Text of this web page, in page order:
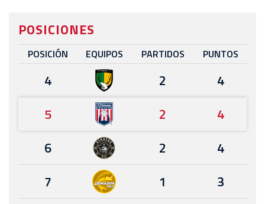
POSICIONES
POSICIÓN EQUIPOS PARTIDOS PUNTOS
4 2
4
5
2
4
6
2
4
7
1
3